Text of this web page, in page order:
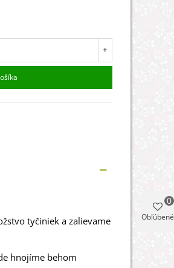
+
tyčiniek a zalievame
hnojíme behom
Obľúbené
0